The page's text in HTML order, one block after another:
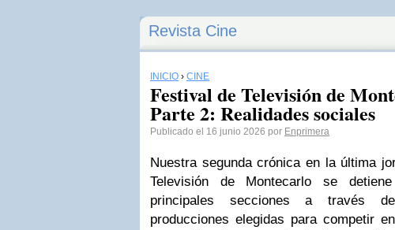
Revista Cine
INICIO › CINE
Festival de Televisión de
Parte 2: Realidades sociales
Publicado el 16 junio 2026 por Enprimera
Nuestra segunda crónica en la última
Televisión de Montecarlo se
principales secciones a través
producciones elegidas para competir